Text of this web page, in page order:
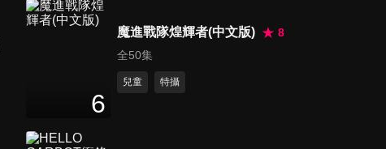
6
魔進戰隊煌輝者(中文版)
8
全50集
兒童 特攝